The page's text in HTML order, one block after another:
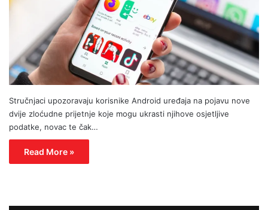
Stručnjaci upozoravaju korisnike Android uređaja na pojavu nove
dvije zloćudne prijetnje koje mogu ukrasti njihove osjetljive
podatke, novac te čak…
Read More »